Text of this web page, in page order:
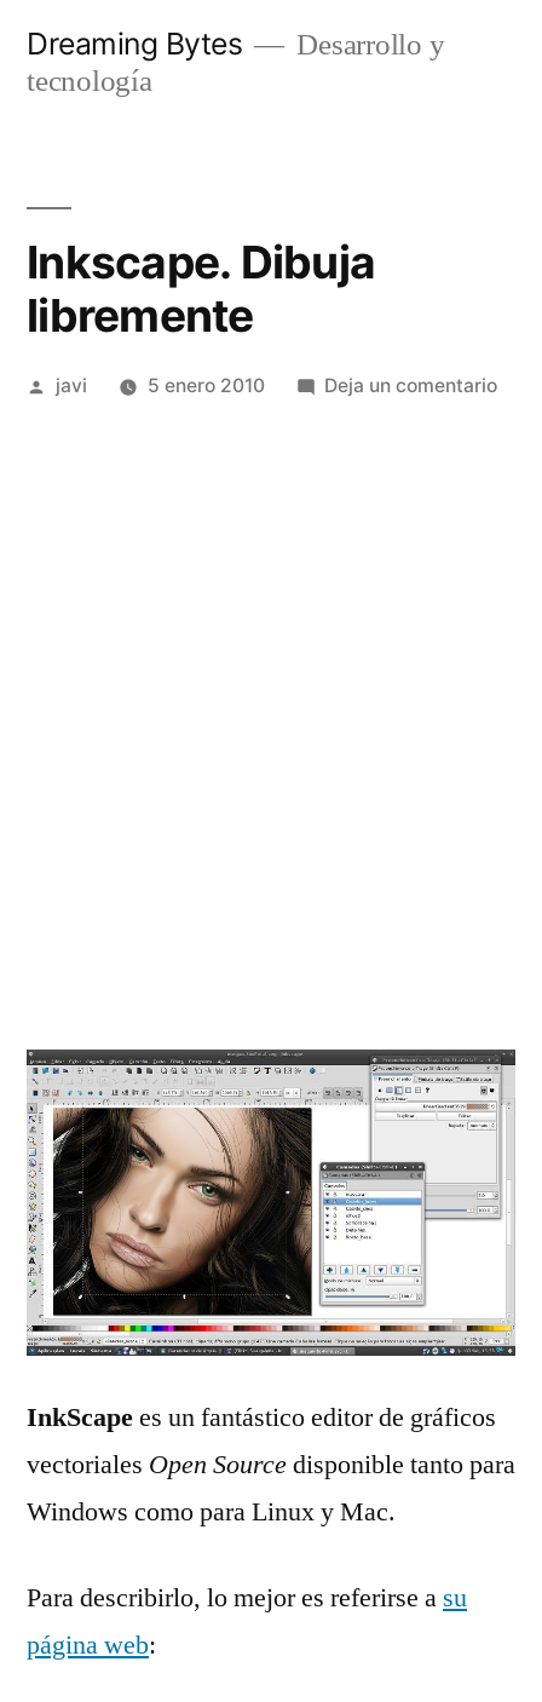
Dreaming Bytes
Desarrollo y
tecnología
Inkscape. Dibuja
libremente
Publicado
javi 5 enero 2010 Deja un comentarioen
InkScapees un fantástico editor de gráficos
vectoriales Open Sourcedisponible tanto para
Windows como para Linux y Mac.
Para describirlo, lo mejor es referirse a su
página web: